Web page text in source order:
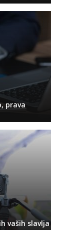
prava
vaših slavlja